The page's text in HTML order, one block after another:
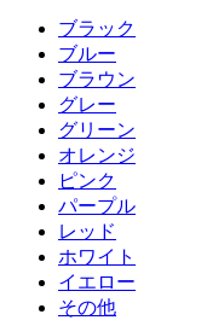
ブラック
ブルー
ブラウン
グレー
グリーン
オレンジ
ピンク
パープル
レッド
ホワイト
イエロー
その他